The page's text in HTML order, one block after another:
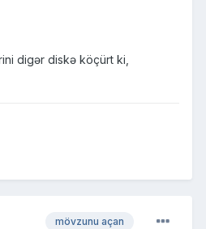
digər diskə köçürt ki,
mövzunu açan